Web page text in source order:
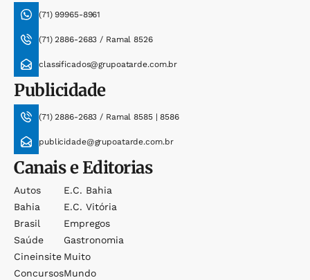
(71) 99965-8961
(71) 2886-2683 / Ramal 8526
classificados@grupoatarde.com.br
Publicidade
(71) 2886-2683 / Ramal 8585 | 8586
publicidade@grupoatarde.com.br
Canais e Editorias
Autos
Bahia
Brasil
Saúde
Cineinsite
Concursos
E.c. Bahia
E.c. Vitória
Empregos
Gastronomia
Muito
Mundo